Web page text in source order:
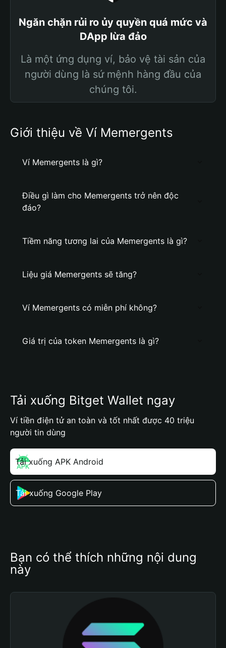
Ngăn chặn rủi ro ủy quyền quá mức và
DApp lừa đảo
Là một ứng dụng ví, bảo vệ tài sản của
người dùng là sứ mệnh hàng đầu của
chúng tôi.
Giới thiệu về Ví Memergents
Ví Memergents là gì?
Điều gì làm cho Memergents trở nên độc
đáo?
Tiềm năng tương lai của Memergents là gì?
Liệu giá Memergents sẽ tăng?
Ví Memergents có miễn phí không?
Giá trị của token Memergents là gì?
Tải xuống Bitget Wallet ngay
Ví tiền điện tử an toàn và tốt nhất được 40 triệu
người tin dùng
Tải xuống APK Android
Tải xuống Google Play
Bạn có thể thích những nội dung
này